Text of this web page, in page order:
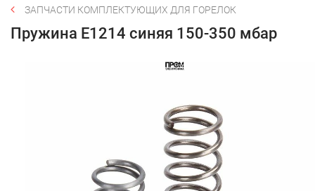
ЗАПЧАСТИ КОМПЛЕКТУЮЩИХ ДЛЯ ГОРЕЛОК
Пружина E1214 синяя 150-350 мбар